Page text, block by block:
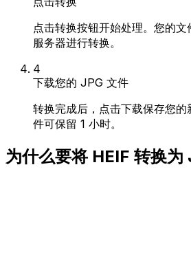
点击转换按钮开始处理。您的
服务器进行转换。
4
下载您的 JPG 文件
转换完成后，点击下载保存您
件可保留 1 小时。
为什么要将 HEIF 转换为